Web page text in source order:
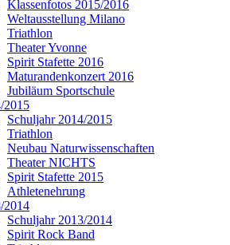
Klassenfotos 2015/2016
Weltausstellung Milano
Triathlon
Theater Yvonne
Spirit Stafette 2016
Maturandenkonzert 2016
Jubiläum Sportschule
2015
Schuljahr 2014/2015
Triathlon
Neubau Naturwissenschaften
Theater NICHTS
Spirit Stafette 2015
Athletenehrung
2014
Schuljahr 2013/2014
Spirit Rock Band